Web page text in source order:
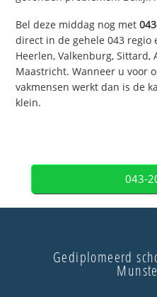
Bel deze middag nog met
direct in de gehele 043 regio
Heerlen, Valkenburg, Sittard,
Maastricht. Wanneer u voor
vakmensen werkt dan is de
klein.
043-
Gediplomeerd